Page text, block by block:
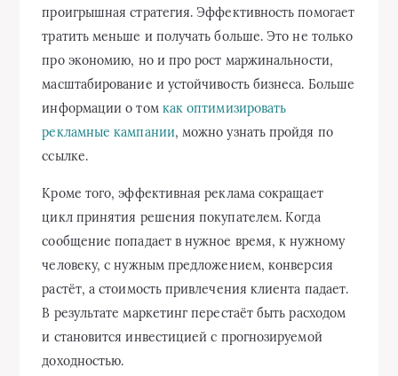
проигрышная стратегия. Эффективность помогает
тратить меньше и получать больше. Это не только
про экономию, но и про рост маржинальности,
масштабирование и устойчивость бизнеса. Больше
информации о том как оптимизировать
рекламные кампании, можно узнать пройдя по
ссылке.
Кроме того, эффективная реклама сокращает
цикл принятия решения покупателем. Когда
сообщение попадает в нужное время, к нужному
человеку, с нужным предложением, конверсия
растёт, а стоимость привлечения клиента падает.
В результате маркетинг перестаёт быть расходом
и становится инвестицией с прогнозируемой
доходностью.